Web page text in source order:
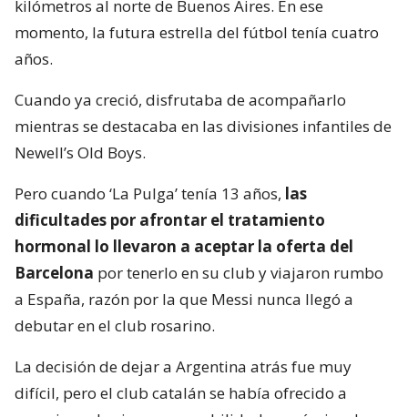
kilómetros al norte de Buenos Aires. En ese
momento, la futura estrella del fútbol tenía cuatro
años.
Cuando ya creció, disfrutaba de acompañarlo
mientras se destacaba en las divisiones infantiles de
Newell’s Old Boys.
Pero cuando ‘La Pulga’ tenía 13 años, las
dificultades por afrontar el tratamiento
hormonal lo llevaron a aceptar la oferta del
Barcelona por tenerlo en su club y viajaron rumbo
a España, razón por la que Messi nunca llegó a
debutar en el club rosarino.
La decisión de dejar a Argentina atrás fue muy
difícil, pero el club catalán se había ofrecido a